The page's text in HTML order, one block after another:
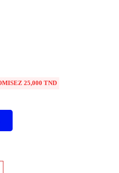
25,000 TND